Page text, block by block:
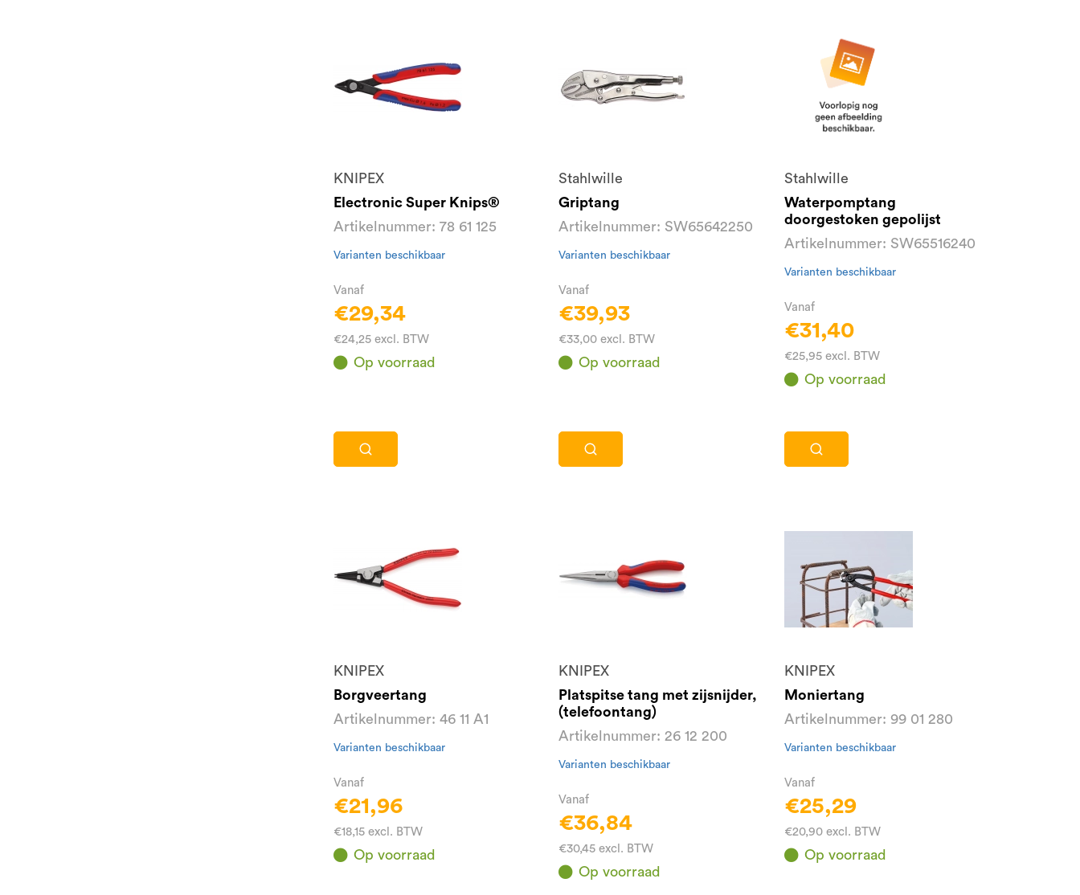
KNIPEX
Electronic Super Knips®
Artikelnummer: 78 61 125
Varianten beschikbaar
Vanaf
€29,34
€24,25 excl. BTW
Op voorraad
Stahlwille
Griptang
Artikelnummer: SW65642250
Varianten beschikbaar
Vanaf
€39,93
€33,00 excl. BTW
Op voorraad
Stahlwille
Waterpomptang
doorgestoken gepolijst
Artikelnummer: SW65516240
Varianten beschikbaar
Vanaf
€31,40
€25,95 excl. BTW
Op voorraad
KNIPEX
Borgveertang
Artikelnummer: 46 11 A1
Varianten beschikbaar
Vanaf
€21,96
€18,15 excl. BTW
Op voorraad
KNIPEX
Platspitse tang met zijsnijder,
(telefoontang)
Artikelnummer: 26 12 200
Varianten beschikbaar
Vanaf
€36,84
€30,45 excl. BTW
Op voorraad
KNIPEX
Moniertang
Artikelnummer: 99 01 280
Varianten beschikbaar
Vanaf
€25,29
€20,90 excl. BTW
Op voorraad